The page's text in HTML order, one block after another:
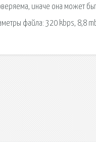
иначе она может
файла: 320 kbps, 8,8